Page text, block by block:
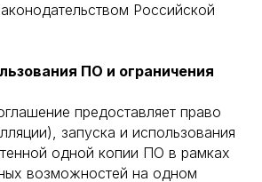
Российской
ПО и ограничения
предоставляет право
запуска и использования
одной копии ПО в рамках
возможностей на одном